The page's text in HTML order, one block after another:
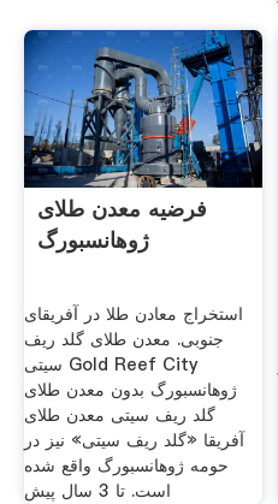
فرضیه معدن طلای
ژوهانسبورگ
استخراج معادن طلا در آفریقای
جنوبی. معدن طلای گلد ریف
سیتی Gold Reef City
ژوهانسبورگ بدون معدن طلای
گلد ریف سیتی معدن طلای
آفریقا «گلد ریف سیتی» نیز در
حومه ژوهانسبورگ واقع شده
است. تا 3 سال پیش